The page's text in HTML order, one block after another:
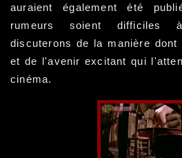
auraient également été
rumeurs soient difficiles
discuterons de la manière
et de l'avenir excitant qui
cinéma.